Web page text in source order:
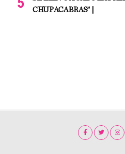
CHUPACABRAS” |